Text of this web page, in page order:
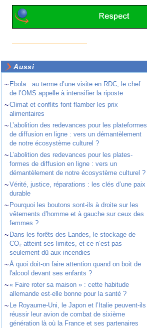
Aussi
~ Ebola : au terme d’une visite en RDC, le chef
de l’OMS appelle à intensifier la riposte
~Climat et conflits font flamber les prix
alimentaires
~ L’abolition des redevances pour les plateformes
de diffusion en ligne : vers un démantèlement
de notre écosystème culturel ?
~ L’abolition des redevances pour les plates-
formes de diffusion en ligne : vers un
démantèlement de notre écosystème culturel ?
~Vérité, justice, réparations : les clés d’une paix
durable
~ Pourquoi les boutons sont-ils à droite sur les
vêtements d’homme et à gauche sur ceux des
femmes ?
~ Dans les forêts des Landes, le stockage de
CO₂ atteint ses limites, et ce n’est pas
seulement dû aux incendies
~À quoi doit-on faire attention quand on boit de
l'alcool devant ses enfants ?
~« Faire roter sa maison » : cette habitude
allemande est-elle bonne pour la santé ?
~ Le Royaume-Uni, le Japon et l’Italie peuvent-ils
réussir leur avion de combat de sixième
génération là où la France et ses partenaires